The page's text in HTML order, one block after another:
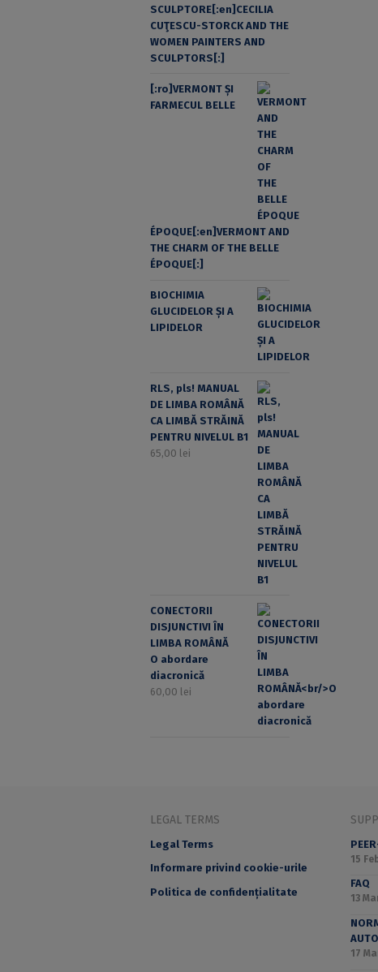
SCULPTORE[:en]CECILIA
CUŢESCU-STORCK AND THE
WOMEN PAINTERS AND
SCULPTORS[:]
[:ro]VERMONT ȘI
FARMECUL BELLE
ÉPOQUE[:en]VERMONT AND
THE CHARM OF THE BELLE
ÉPOQUE[:]
BIOCHIMIA
GLUCIDELOR ȘI A
LIPIDELOR
RLS, pls! MANUAL
DE LIMBA ROMÂNĂ
CA LIMBĂ STRĂINĂ
PENTRU NIVELUL B1
65,00 lei
CONECTORII
DISJUNCTIVI ÎN
LIMBA ROMÂNĂ
O abordare
diacronică
60,00 lei
LEGAL TERMS
Legal Terms
Informare privind cookie-urile
Politica de confidențialitate
15
FAQ
13
17